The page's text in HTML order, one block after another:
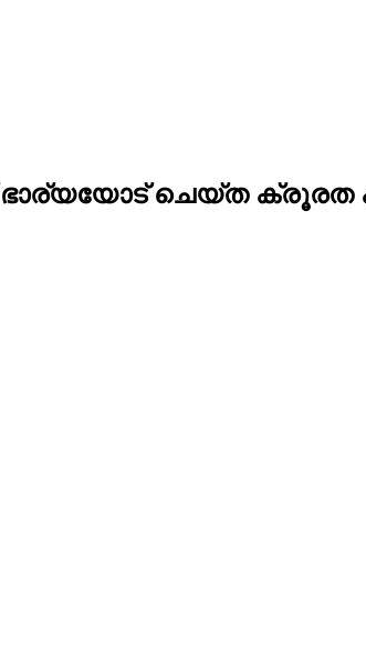
ഭാര്യയോട് ചെയ്ത ക്രൂരത